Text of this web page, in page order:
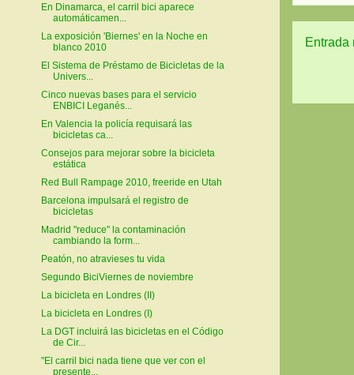
Entrada
En Dinamarca, el carril bici aparece
automáticamen...
La exposición 'Biernes' en la Noche en
blanco 2010
El Sistema de Préstamo de Bicicletas de la
Univers...
Cinco nuevas bases para el servicio
ENBICI Leganés...
En Valencia la policía requisará las
bicicletas ca...
Consejos para mejorar sobre la bicicleta
estática
Red Bull Rampage 2010, freeride en Utah
Barcelona impulsará el registro de
bicicletas
Madrid "reduce" la contaminación
cambiando la form...
Peatón, no atravieses tu vida
Segundo BiciViernes de noviembre
La bicicleta en Londres (II)
La bicicleta en Londres (I)
La DGT incluirá las bicicletas en el Código
de Cir...
"El carril bici nada tiene que ver con el
presente...